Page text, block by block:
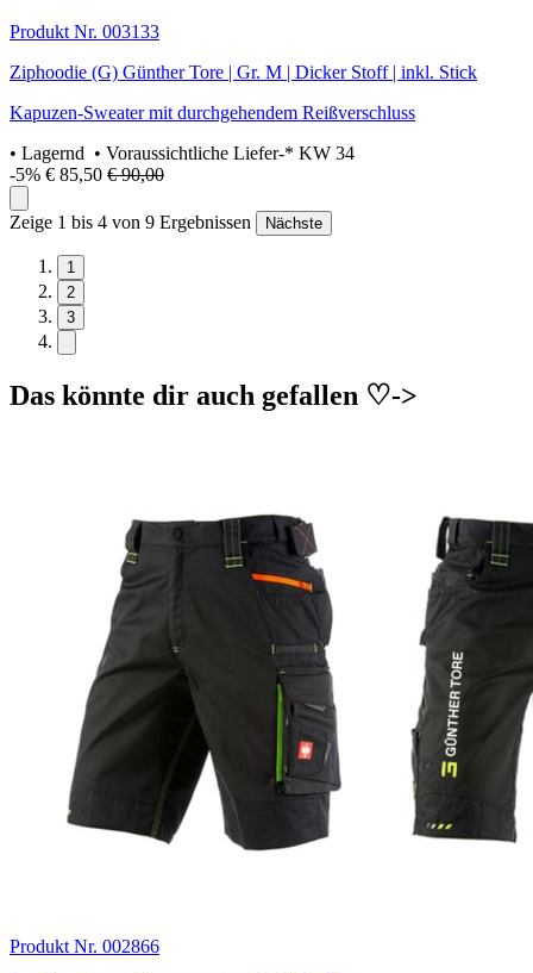
Produkt Nr. 003133
Ziphoodie (G) Günther Tore | Gr. M | Dicker Stoff | inkl. Stick
Kapuzen-Sweater mit durchgehendem Reißverschluss
• Lagernd • Voraussichtliche Liefer-* KW 34
-5% € 85,50 € 90,00
Zeige 1 bis 4 von 9 Ergebnissen Nächste
1
2
3
Das könnte dir auch gefallen ♡->
Produkt Nr. 002866